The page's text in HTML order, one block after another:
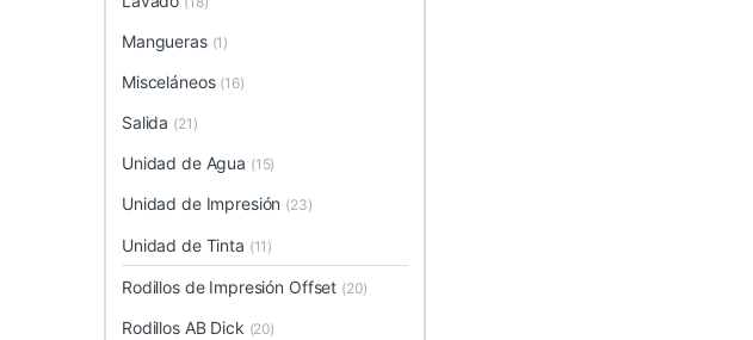
Mangueras (1)
Misceláneos (16)
Salida (21)
Unidad de Agua (15)
Unidad de Impresión (23)
Unidad de Tinta (11)
Rodillos de Impresión Offset (20)
Rodillos AB Dick (20)